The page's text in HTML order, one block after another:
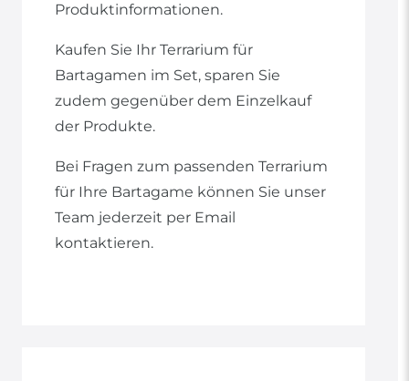
Produktinformationen.
Kaufen Sie Ihr Terrarium für
Bartagamen im Set, sparen Sie
zudem gegenüber dem Einzelkauf
der Produkte.
Bei Fragen zum passenden Terrarium
für Ihre Bartagame können Sie unser
Team jederzeit per Email
kontaktieren.